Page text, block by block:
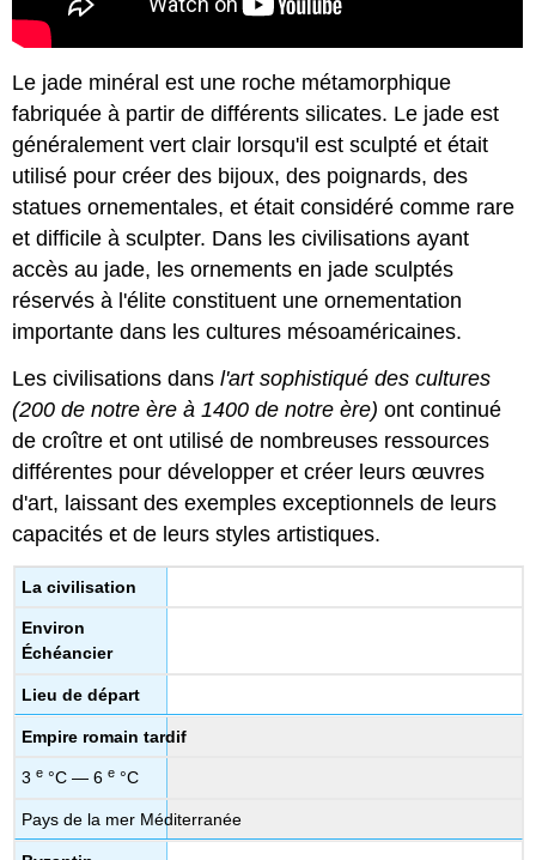
Le jade minéral est une roche métamorphique
fabriquée à partir de différents silicates. Le jade est
généralement vert clair lorsqu'il est sculpté et était
utilisé pour créer des bijoux, des poignards, des
statues ornementales, et était considéré comme rare
et difficile à sculpter. Dans les civilisations ayant
accès au jade, les ornements en jade sculptés
réservés à l'élite constituent une ornementation
importante dans les cultures mésoaméricaines.
Les civilisations dansl'art sophistiqué des cultures
(200 de notre ère à 1400 de notre ère) ont continué
de croître et ont utilisé de nombreuses ressources
différentes pour développer et créer leurs œuvres
d'art, laissant des exemples exceptionnels de leurs
capacités et de leurs styles artistiques.
La civilisation
Environ
Échéancier
Lieu de départ
Empire romain tardif
3e °C — 6e °C
Pays de la mer Méditerranée